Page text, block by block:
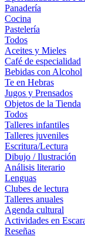
Panadería
Cocina
Pastelería
Todos
Aceites y Mieles
Café de especialidad
Bebidas con Alcohol
Te en Hebras
Jugos y Prensados
Objetos de la Tienda
Todos
Talleres infantiles
Talleres juveniles
Escritura/Lectura
Dibujo / Ilustración
Análisis literario
Lenguas
Clubes de lectura
Talleres anuales
Agenda cultural
Actividades en
Reseñas